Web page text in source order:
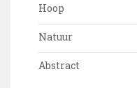
Hoop
Natuur
Abstract